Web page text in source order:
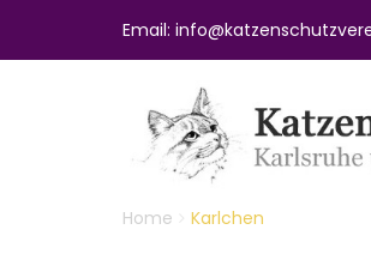
Email:
Home Karlchen